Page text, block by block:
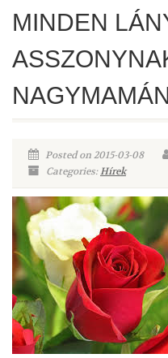
MINDEN
Posted on 2015-03-08
Categories:Hírek